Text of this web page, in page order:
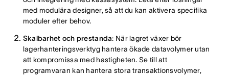
med modulära designer, så att du kan aktivera specifika
moduler efter behov.
Skalbarhet och prestanda: När lagret växer bör
lagerhanteringsverktyg hantera ökade datavolymer utan
att kompromissa med hastigheten. Se till att
programvaran kan hantera stora transaktionsvolymer,